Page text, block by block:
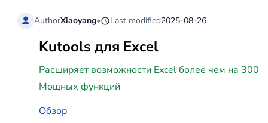
AuthorXiaoyang• Last modified2025-08-26
Kutools для Excel
Расширяет возможности Excel более чем на 300
Мощных функций
Обзор